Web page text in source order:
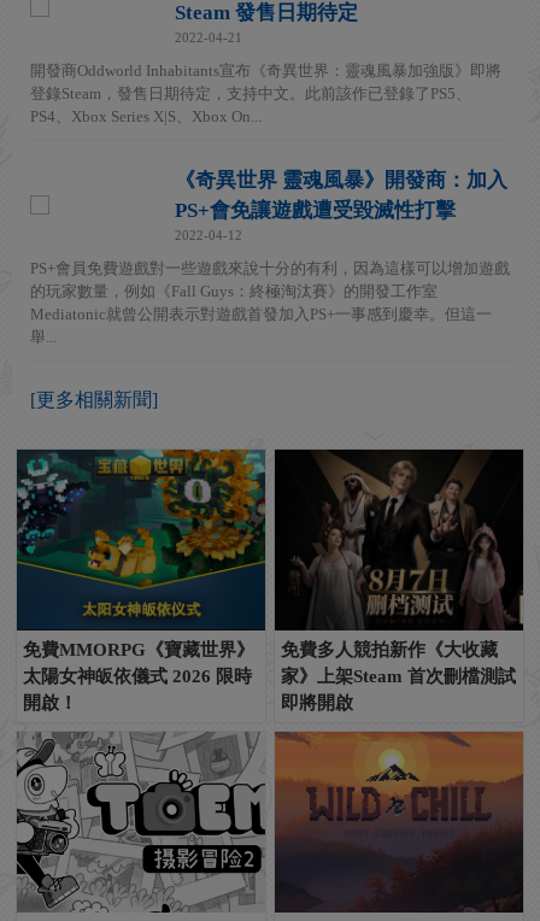
Steam 發售日期待定
2022-04-21
開發商Oddworld Inhabitants宣布《奇異世界：靈魂風暴加強版》即將
登錄Steam，發售日期待定，支持中文。此前該作已登錄了PS5、
PS4、Xbox Series X|S、Xbox On...
《奇異世界 靈魂風暴》開發商：加入
PS+會免讓遊戲遭受毀滅性打擊
2022-04-12
PS+會員免費遊戲對一些遊戲來說十分的有利，因為這樣可以增加遊戲
的玩家數量，例如《Fall Guys：終極淘汰賽》的開發工作室
Mediatonic就曾公開表示對遊戲首發加入PS+一事感到慶幸。但這一
舉...
[更多相關新聞]
免費MMORPG《寶藏世界》
太陽女神皈依儀式 2026 限時
開啟！
免費多人競拍新作《大收藏
家》上架Steam 首次刪檔測試
即將開啟